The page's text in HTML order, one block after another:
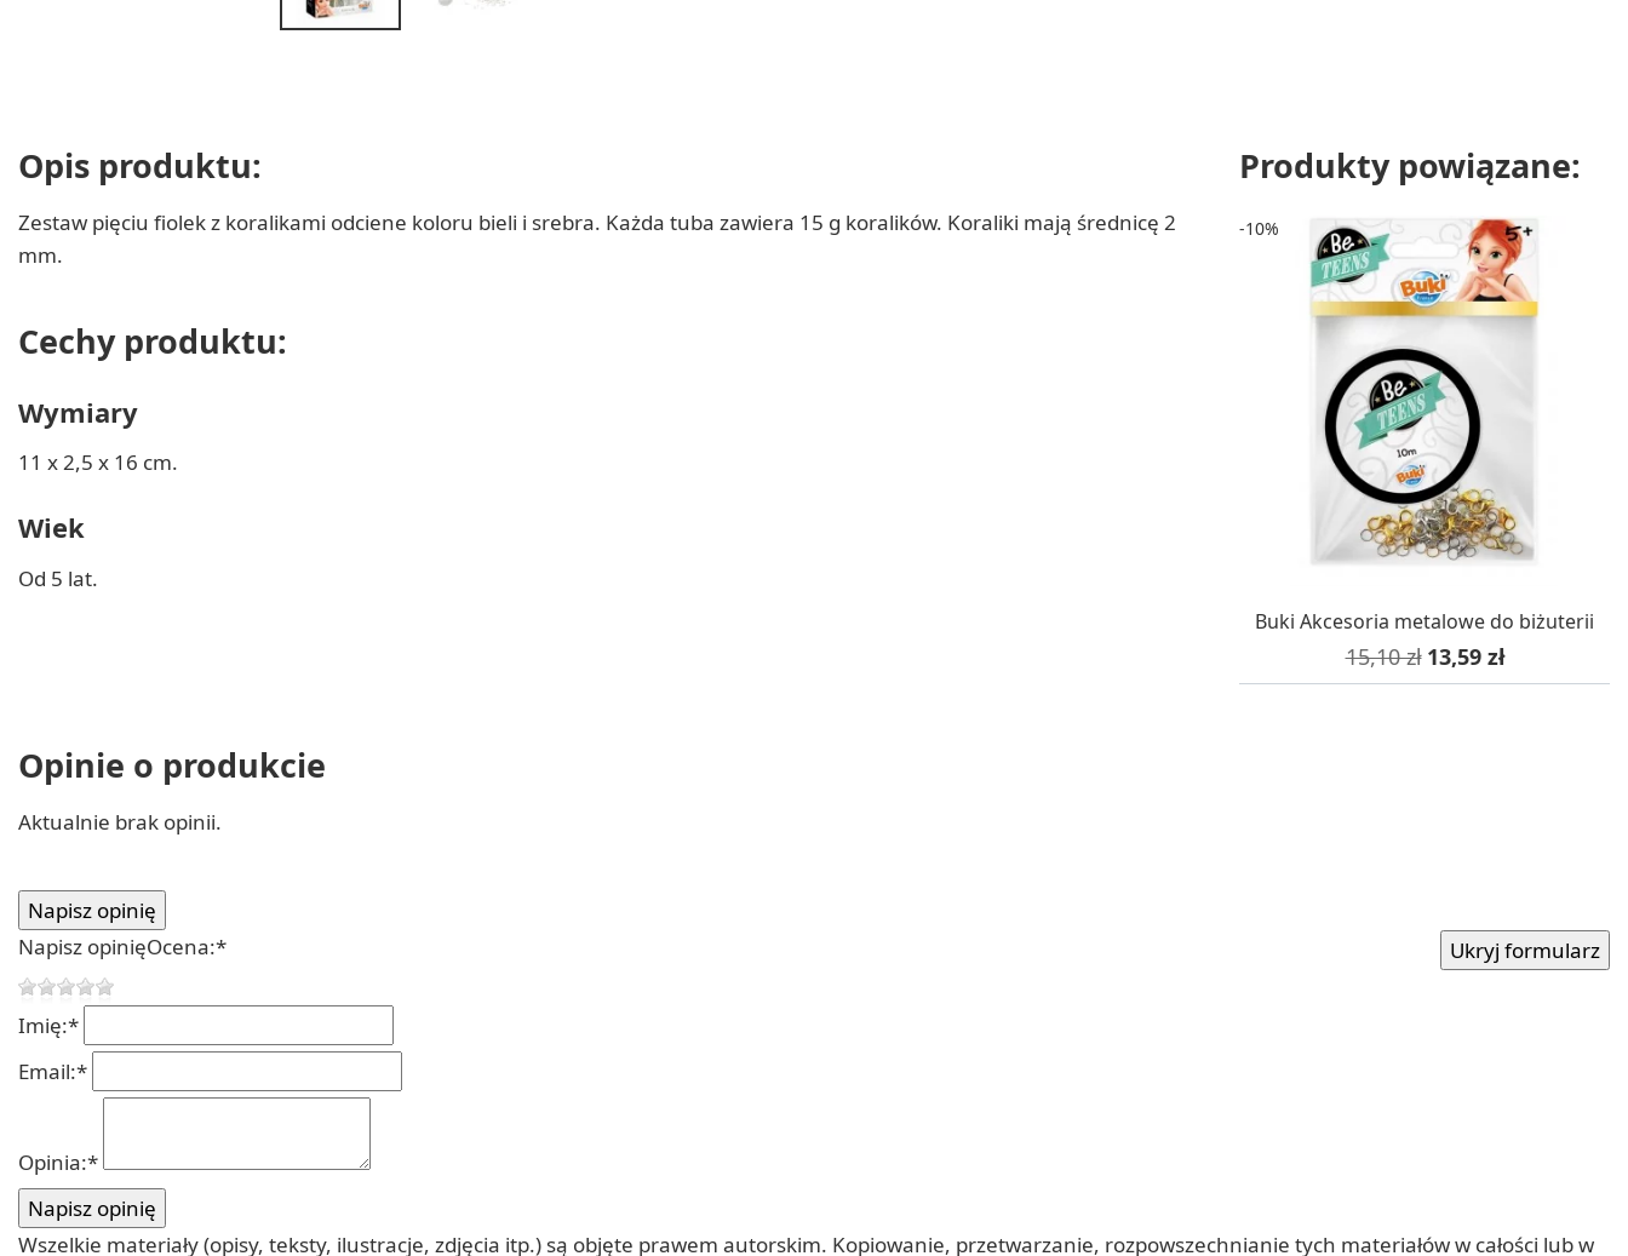
Opis produktu:
Zestaw pięciu fiolek z koralikami odciene koloru bieli i srebra. Każda tuba zawiera 15 g koralików. Koraliki mają średnicę 2
mm.
Cechy produktu:
Wymiary
11 x 2,5 x 16 cm.
Wiek
Od 5 lat.
Produkty powiązane:
W MAGAZYNIE, DOSTAWA 24H
Buki Akcesoria metalowe do biżuterii
Cena podstawowa
15,10 zł Cena
13,59 zł
-10%
Opinie o produkcie
Aktualnie brak opinii.
Napisz opinięOcena:*
Imię:*
Email:*
Opinia:*
Wszelkie materiały (opisy, teksty, ilustracje, zdjęcia itp.) są objęte prawem autorskim. Kopiowanie, przetwarzanie, rozpowszechnianie tych materiałów w całości lub w